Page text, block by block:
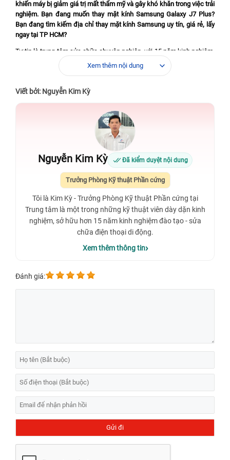
khiến máy bị giảm giá trị mất thẩm mỹ và gây khó khăn trong việc trải
nghiệm. Bạn đang muốn thay mặt kính Samsung Galaxy J7 Plus?
Bạn đang tìm kiếm địa chỉ thay mặt kính Samsung uy tín, giá rẻ, lấy
ngay tại TP HCM?
Tự tin là trung tâm sửa chữa chuyên nghiệp, với 15 năm kinh nghiệm,
Bệnh Viện Điện Thoại, Laptop 24h đảm bảo thay mặt kính Samsung
chất lượng mang đến sự hài lòng cho khách hàng.
Để được sửa chữa tiết kiệm, giá “êm ví” hơn bạn có thể liên
hệ trước quaFanpage, Hotline1900.0213, hoặc để lại bình
luận bên dưới để được giảm 10% trên hoá đơn (tối đa 50.000
Thay mặt kính Samsung Galaxy J7 Plus – uy tín
chất lượng tại TP HCM
Samsung Galaxy J7 Plus là chiếc điện thoại được người dùng tin
chọn và sử dụng rộng rãi ngay từ ngày đầu ra mắt. Sở hữu màn hình
có độ bền cao, hiển thị hình ảnh sắc nét sống động, Samsung Galaxy
J7 Plus mang đến cho người dùng phút giây trải nghiệm tuyệt vời.
Thế nhưng sau thời gian sử dụng điện thoại khó tránh khỏi hư
hỏng,mặc dù đã luôn được người dùng nâng niu sử dụng bảo quản kỹ
lưỡng. Hư hỏng ở màn hình mặt kính là hư hỏng thường gặp nhất bởi
chỉ cần một chút va chạm nhẹ cũng khiến màn hình bị ảnh hưởng,
tổn thương.
Xem thêm nội dung
Viết bởi: Nguyễn Kim Kỳ
Nguyễn Kim Kỳ Đã kiểm duyệt nội dung
Trưởng Phòng Kỹ thuật Phần cứng
Tôi là Kim Kỳ - Trưởng Phòng Kỹ thuật Phần cứng tại
Trung tâm là một trong những kỹ thuật viên dày dặn kinh
nghiệm, sở hữu hơn 15 năm kinh nghiệm đào tạo - sửa
chữa điện thoại di động.
Xem thêm thông tin
Đánh giá: